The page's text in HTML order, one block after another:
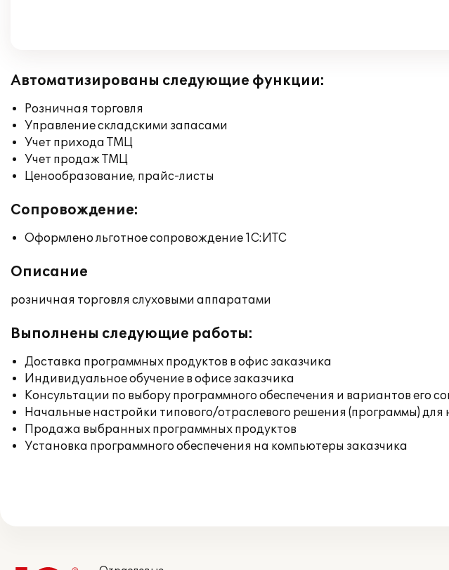
Автоматизированы следующие функции:
Розничная торговля
Управление складскими запасами
Учет прихода ТМЦ
Учет продаж ТМЦ
Ценообразование, прайс-листы
Сопровождение:
Оформлено льготное сопровождение 1С:ИТС
Описание
розничная торговля слуховыми аппаратами
Выполнены следующие работы:
Доставка программных продуктов в офис заказчика
Индивидуальное обучение в офисе заказчика
Консультации по выбору программного обеспечения и вариантов его
Начальные настройки типового/отраслевого решения (программы) для
Продажа выбранных программных продуктов
Установка программного обеспечения на компьютеры заказчика